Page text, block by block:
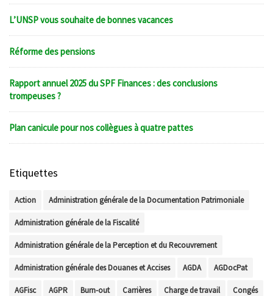
L’UNSP vous souhaite de bonnes vacances
Réforme des pensions
Rapport annuel 2025 du SPF Finances : des conclusions
trompeuses ?
Plan canicule pour nos collègues à quatre pattes
Etiquettes
Action Administration générale de la Documentation Patrimoniale
Administration générale de la Fiscalité
Administration générale de la Perception et du Recouvrement
Administration générale des Douanes et Accises AGDA AGDocPat
AGFisc AGPR Burn-out Carrières Charge de travail Congés